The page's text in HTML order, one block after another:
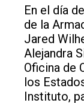
En el día
de la
Jared
Alejandra
Oficina de
los
Instituto,